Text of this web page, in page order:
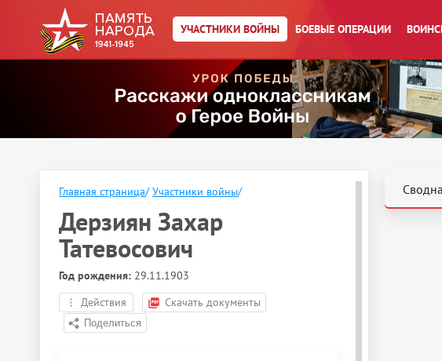
УЧАСТНИКИ ВОЙНЫ БОЕВЫЕ ОПЕРАЦИИ
Главная страница/ Участники войны/
Дерзиян Захар
Татевосович
Год рождения: 29.11.1903
Действия
Скачать документы